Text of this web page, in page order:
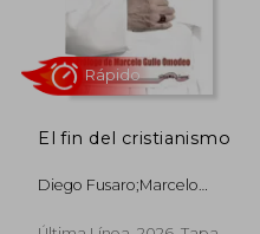
El fin del cristianismo
Diego Fusaro;Marcelo